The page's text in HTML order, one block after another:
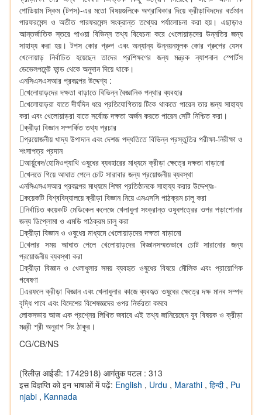
পোডিয়াম স্কিম (টপস)-এর মতো বিষয়গুলিকে অগ্রাধিকার দিয়ে ক্রীড়াবিদদের বর্তমান
পারফরমেন্স ও অতীত পারফরমেন্স সংক্রান্ত তথ্যের পর্যালোচনা করা হয়। এছাড়াও
আন্তর্জাতিক স্তরে পাওয়া বিভিন্ন তথ্য বিবেচনা করে খেলোয়াড়দের উন্নতির জন্য
সাহায্য করা হয়। টপস কোর গ্রুপ এবং অন্যান্য উন্নয়নমূলক কোর গ্রুপের যেসব
খেলোয়াড় নির্বাচিত হয়েছেন তাদের প্রশিক্ষণের জন্য মন্ত্রক ন্যাশনাল স্পোর্টস
ডেভেলপমেন্ট ফান্ড থেকে অনুদান দিয়ে থাকে।
এনসিএসএসআর প্রকল্পের উদ্দেশ্য :
খেলোয়াড়দের দক্ষতা বাড়াতে বিভিন্ন বৈজ্ঞানিক পন্থার ব্যবহার
খেলোয়াড়রা যাতে দীর্ঘদিন ধরে প্রতিযোগিতায় টিকে থাকতে পারেন তার জন্য সাহায্য
করা এবং খেলোয়াড়রা যাতে সর্বোচ্চ দক্ষতা অর্জন করতে পারেন সেটি নিশ্চিত করা।
ক্রীড়া বিজ্ঞান সম্পর্কিত তথ্য প্রচার
প্রয়োজনীয় খাদ্য উপাদান এবং দেশজ পদ্ধতিতে বিভিন্ন প্রস্তুতির পরীক্ষা-নিরীক্ষা ও
শংসাপত্র প্রদান
আর্য়ুবেদ/হোমিওপ্যাথি ওষুধের ব্যবহারের মাধ্যমে ক্রীড়া ক্ষেত্রে দক্ষতা বাড়ানো
খেলতে গিয়ে আঘাত পেলে চোট সারাবার জন্য প্রয়োজনীয় ব্যবস্থা
এনসিএসএসআর প্রকল্পের মাধ্যমে শিক্ষা প্রতিষ্ঠানকে সাহায্য করার উদ্দেশ্যঃ-
কয়েকটি বিশ্ববিদ্যালয়ে ক্রীড়া বিজ্ঞান নিয়ে এমএসসি পাঠক্রম চালু করা
নির্বাচিত কয়েকটি মেডিকেল কলেজে খেলাধুলা সংক্রান্ত ওষুধপত্রের ওপর পড়াশোনার
জন্য ডিপ্লোমা ও এমডি পাঠক্রম চালু করা
ক্রীড়া বিজ্ঞান ও ওষুধের মাধ্যমে খেলোয়াড়দের দক্ষতা বাড়ানো
খেলার সময় আঘাত পেলে খেলোয়াড়দের বিজ্ঞানসম্মতভাবে চোট সারানোর জন্য
প্রয়োজনীয় ব্যবস্থা করা
ক্রীড়া বিজ্ঞান ও খেলাধুলার সময় ব্যবহৃত ওষুধের বিষয়ে মৌলিক এবং প্রায়োগিক
গবেষণা
এরফলে ক্রীড়া বিজ্ঞান এবং খেলাধুলার কাজে ব্যবহৃত ওষুধের ক্ষেত্রে দক্ষ মানব সম্পদ
বৃদ্ধি পাবে এবং বিদেশের বিশেষজ্ঞদের ওপর নির্ভরতা কমবে
লোকসভায় আজ এক প্রশ্নের লিখিত জবাবে এই তথ্য জানিয়েছেন যুব বিষয়ক ও ক্রীড়া
মন্ত্রী শ্রী অনুরাগ সিং ঠাকুর।
CG/CB/NS
(रिलीज़ आईडी: 1742918) आगंतुक पटल : 313
इस विज्ञप्ति को इन भाषाओं में पढ़ें: English , Urdu , Marathi , हिन्दी , Pu
njabi , Kannada